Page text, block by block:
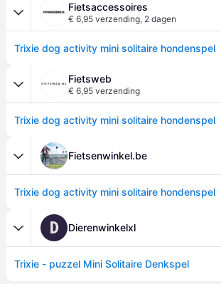
Fietsaccessoires
€ 6,95 verzending, 2 dagen
Trixie dog activity mini solitaire hondenspel
Fietsweb
€ 6,95 verzending
Trixie dog activity mini solitaire hondenspel
Fietsenwinkel.be
Trixie dog activity mini solitaire hondenspel
D Dierenwinkelxl
Trixie - puzzel Mini Solitaire Denkspel